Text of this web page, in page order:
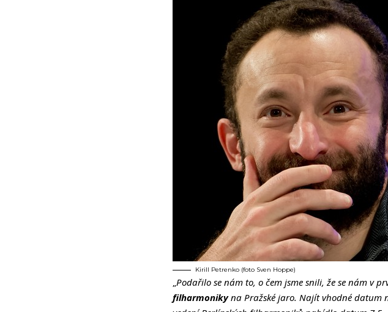
Kirill Petrenko (foto Sven Hoppe)
Podařilo se nám to, o čem jsme snili, že se nám v
filharmonikyna Pražské jaro. Najít vhodné datum